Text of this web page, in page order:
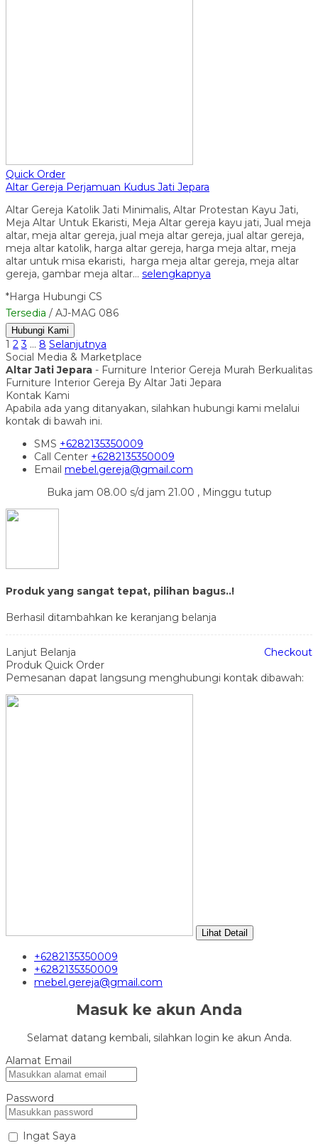
Quick Order
Altar Gereja Perjamuan Kudus Jati Jepara
Altar Gereja Katolik Jati Minimalis, Altar Protestan Kayu Jati,
Meja Altar Untuk Ekaristi, Meja Altar gereja kayu jati, Jual meja
altar, meja altar gereja, jual meja altar gereja, jual altar gereja,
meja altar katolik, harga altar gereja, harga meja altar, meja
altar untuk misa ekaristi, harga meja altar gereja, meja altar
gereja, gambar meja altar… selengkapnya
*Harga Hubungi CS
Tersedia / AJ-MAG 086
Hubungi Kami
1 2 3 … 8 Selanjutnya
Social Media & Marketplace
Altar Jati Jepara - Furniture Interior Gereja Murah Berkualitas
Furniture Interior Gereja By Altar Jati Jepara
Kontak Kami
Apabila ada yang ditanyakan, silahkan hubungi kami melalui
kontak di bawah ini.
SMS +6282135350009
Call Center +6282135350009
Email mebel.gereja@gmail.com
Buka jam 08.00 s/d jam 21.00 , Minggu tutup
Produk yang sangat tepat, pilihan bagus..!
Berhasil ditambahkan ke keranjang belanja
Lanjut Belanja
Checkout
Produk Quick Order
Pemesanan dapat langsung menghubungi kontak dibawah:
Lihat Detail
+6282135350009
+6282135350009
mebel.gereja@gmail.com
Masuk ke akun Anda
Selamat datang kembali, silahkan login ke akun Anda.
Alamat Email
Password
Ingat Saya